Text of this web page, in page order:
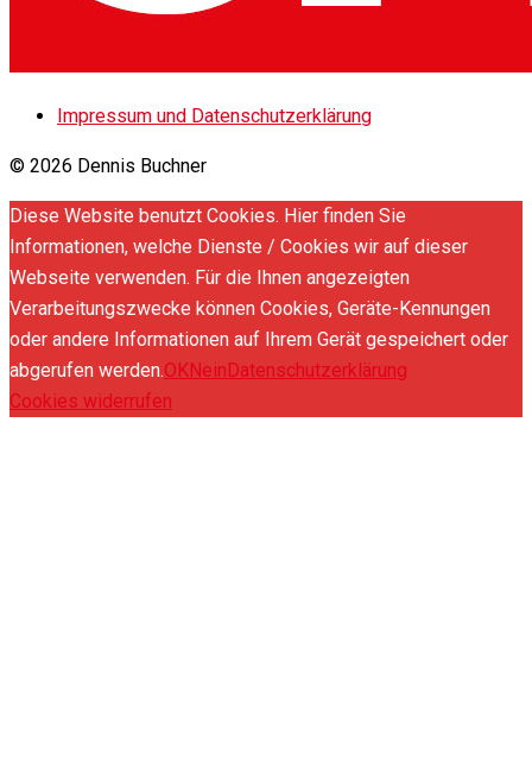
Impressum und Datenschutzerklärung
© 2026 Dennis Buchner
Diese Website benutzt Cookies. Hier finden Sie
Informationen, welche Dienste / Cookies wir auf dieser
Webseite verwenden. Für die Ihnen angezeigten
Verarbeitungszwecke können Cookies, Geräte-Kennungen
oder andere Informationen auf Ihrem Gerät gespeichert oder
abgerufen werden.OKNeinDatenschutzerklärung
Cookies widerrufen